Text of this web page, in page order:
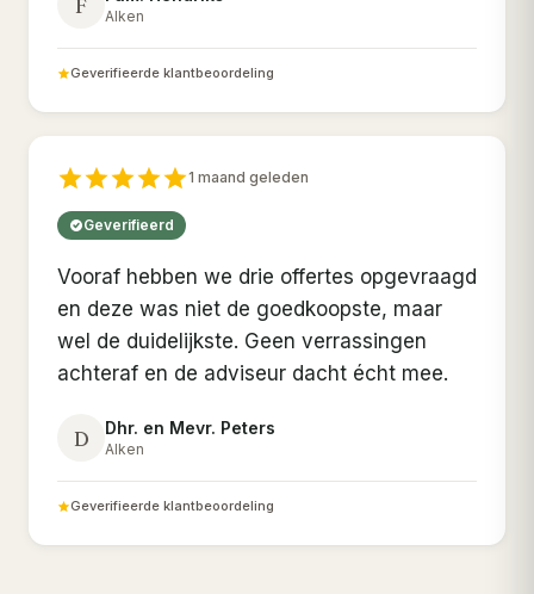
F Alken
Geverifieerde klantbeoordeling
1 maand geleden
Geverifieerd
Vooraf hebben we drie offertes opgevraagd
en deze was niet de goedkoopste, maar
wel de duidelijkste. Geen verrassingen
achteraf en de adviseur dacht écht mee.
D Dhr. en Mevr. Peters
Alken
Geverifieerde klantbeoordeling